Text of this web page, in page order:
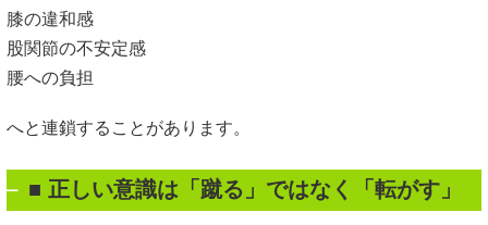
膝の違和感
股関節の不安定感
腰への負担
へと連鎖することがあります。
■ 正しい意識は「蹴る」ではなく「転がす」